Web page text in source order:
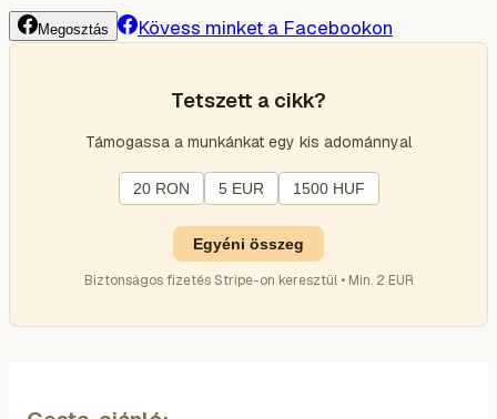
Megosztás Kövess minket a Facebookon
Tetszett a cikk?
Támogassa a munkánkat egy kis adománnyal
20 RON 5 EUR 1500 HUF
Egyéni összeg
Biztonságos fizetés Stripe-on keresztül • Min. 2 EUR